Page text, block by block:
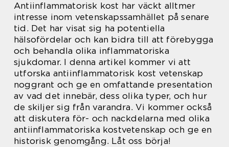
Antiinflammatorisk kost har väckt alltmer
intresse inom vetenskapssamhället på senare
tid. Det har visat sig ha potentiella
hälsofördelar och kan bidra till att förebygga
och behandla olika inflammatoriska
sjukdomar. I denna artikel kommer vi att
utforska antiinflammatorisk kost vetenskap
noggrant och ge en omfattande presentation
av vad det innebär, dess olika typer, och hur
de skiljer sig från varandra. Vi kommer också
att diskutera för- och nackdelarna med olika
antiinflammatoriska kostvetenskap och ge en
historisk genomgång. Låt oss börja!